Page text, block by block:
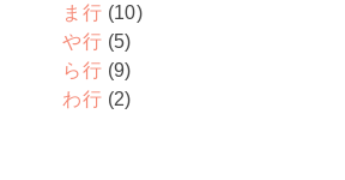
ま行 (10)
や行 (5)
ら行 (9)
わ行 (2)